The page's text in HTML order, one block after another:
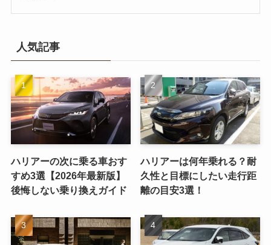
人気記事
ハリアーの次に乗る車おす
すめ3選【2026年最新版】
後悔しない乗り換えガイド
ハリアーは何年乗れる？耐
久性と目標にしたい走行距
離の目安3選！